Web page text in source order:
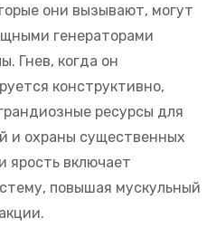
они вызывают, могут
генераторами
Гнев, когда он
конструктивно,
ресурсы для
и охраны существенных
ярость включает
повышая мускульный